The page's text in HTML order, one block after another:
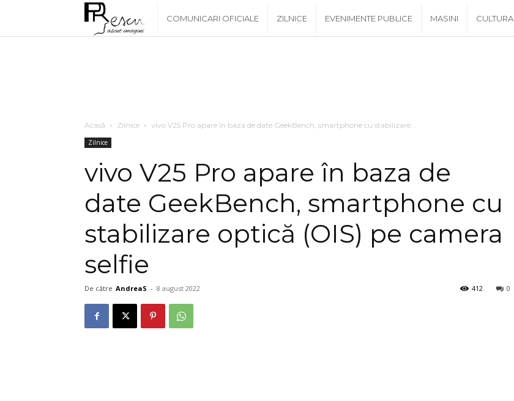
www.PRescu.ro
COMUNICARI OFICIALE ZILNICE EVENIMENTE PUBLICE MASINI CULTURA
Acasă Zilnice vivo V25 Pro apare în baza de date GeekBench, smartphone cu stabilizare...
Zilnice
vivo V25 Pro apare în baza de
date GeekBench, smartphone cu
stabilizare optică (OIS) pe camera
selfie
De către AndreaS - 8 august 2022 0
412